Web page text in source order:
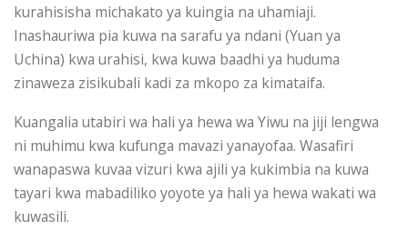
kurahisisha michakato ya kuingia na uhamiaji.
Inashauriwa pia kuwa na sarafu ya ndani (Yuan ya
Uchina) kwa urahisi, kwa kuwa baadhi ya huduma
zinaweza zisikubali kadi za mkopo za kimataifa.
Kuangalia utabiri wa hali ya hewa wa Yiwu na jiji lengwa
ni muhimu kwa kufunga mavazi yanayofaa. Wasafiri
wanapaswa kuvaa vizuri kwa ajili ya kukimbia na kuwa
tayari kwa mabadiliko yoyote ya hali ya hewa wakati wa
kuwasili.